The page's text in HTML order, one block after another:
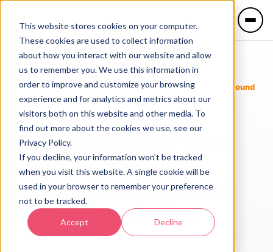
This website stores cookies on your computer.
These cookies are used to collect information
about how you interact with our website and allow
us to remember you. We use this information in
order to improve and customize your browsing
experience and for analytics and metrics about our
visitors both on this website and other media. To
find out more about the cookies we use, see our
Privacy Policy.
If you decline, your information won’t be tracked
when you visit this website. A single cookie will be
used in your browser to remember your preference
not to be tracked.
Accept Decline
IDIOMA
🇲🇽 Español 🇺🇸 English
Servicios
Industrias
Inbound Marketing
Consideraciones para implementar una estrategia de Inbound
Marketing efectiva en México
Consideraciones para
implementar una
estrategia de Inbound
Marketing efectivaen
México